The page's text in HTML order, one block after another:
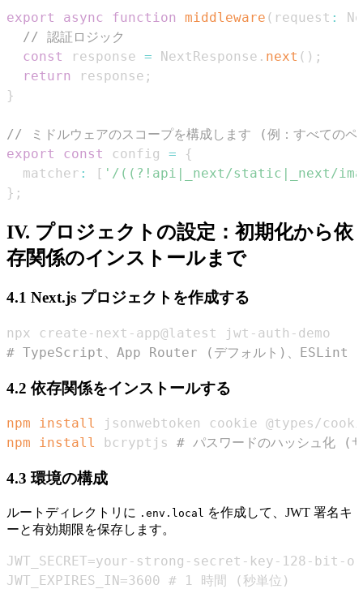
export async function middleware ( request :
// 認証ロジック
const
response = NextResponse . next ( ) ;
return
response ;
}
// ミドルウェアのスコープを構成します (例：すべてのペ
export
const config =
{
  matcher
: [ '/((?!api|_next/static|_next/
} ;
IV. プロジェクトの設定：初期化から依
存関係のインストールまで
4.1 Next.js プロジェクトを作成する
# TypeScript、App Router (デフォルト)、ESLint (
4.2 依存関係をインストールする
npm install
jsonwebtoken cookie @types/
npm
install bcryptjs # パスワードのハッシュ化 (
4.3 環境の構成
ルートディレクトリに .env.local を作成して、JWT 署名キ
ーと有効期限を保存します。
JWT_EXPIRES_IN=3600 # 1 時間 (秒単位)